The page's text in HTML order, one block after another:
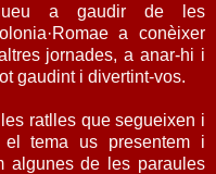
a gaudir de les
a conèixer
jornades, a anar-hi i
gaudint i divertint-vos.
ratlles que segueixen i
el tema us presentem i
algunes de les paraules